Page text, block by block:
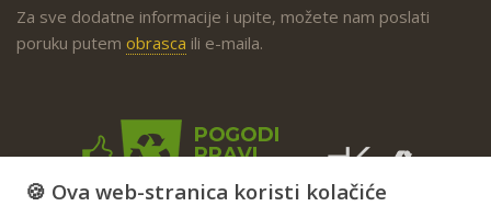
Za sve dodatne informacije i upite, možete nam poslati
poruku putem obrasca ili e-maila.
🍪 Ova web-stranica koristi kolačiće